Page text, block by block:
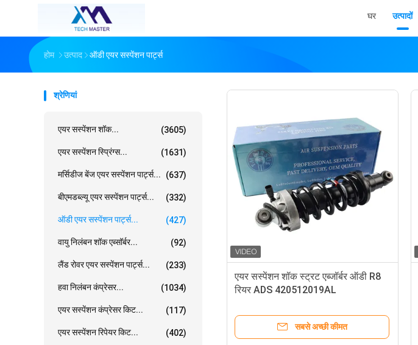
घर उत्पादों
होम उत्पाद ऑडी एयर सस्पेंशन पार्ट्स
श्रेणियां
एयर सस्पेंशन शॉक... (3605)
एयर सस्पेंशन स्प्रिंग्स... (1631)
मर्सिडीज बेंज एयर सस्पेंशन पार्ट्स... (637)
बीएमडब्ल्यू एयर सस्पेंशन पार्ट्स... (332)
ऑडी एयर सस्पेंशन पार्ट्स... (427)
वायु निलंबन शॉक एब्सॉर्बर... (92)
लैंड रोवर एयर सस्पेंशन पार्ट्स... (233)
हवा निलंबन कंप्रेसर... (1034)
एयर सस्पेंशन कंप्रेसर किट... (117)
एयर सस्पेंशन रिपेयर किट... (402)
एयर सस्पेंशन शॉक स्ट्रट एब्जॉर्बर ऑडी R8
रियर ADS 420512019AL
सबसे अच्छी कीमत